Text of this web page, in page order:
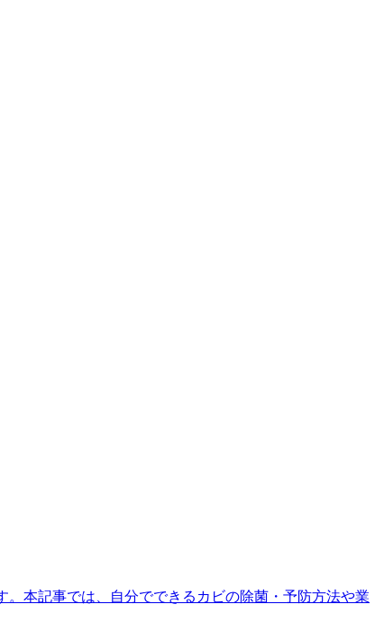
本記事では、自分でできるカビの除菌・予防方法や業